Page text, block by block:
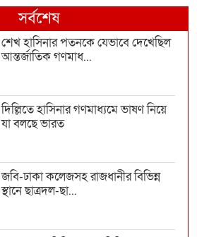
সর্বশেষ
শেখ হাসিনার পতনকে যেভাবে দেখেছিল
আন্তর্জাতিক গণমাধ...
দিল্লিতে হাসিনার গণমাধ্যমে ভাষণ নিয়ে
যা বলছে ভারত
জবি-ঢাকা কলেজসহ রাজধানীর বিভিন্ন
স্থানে ছাত্রদল-ছা...